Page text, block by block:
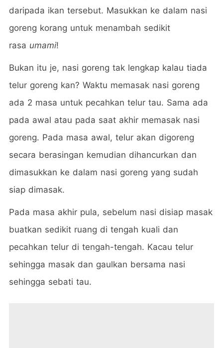
daripada ikan tersebut. Masukkan ke dalam nasi
goreng korang untuk menambah sedikit
rasa umami!
Bukan itu je, nasi goreng tak lengkap kalau tiada
telur goreng kan? Waktu memasak nasi goreng
ada 2 masa untuk pecahkan telur tau. Sama ada
pada awal atau pada saat akhir memasak nasi
goreng. Pada masa awal, telur akan digoreng
secara berasingan kemudian dihancurkan dan
dimasukkan ke dalam nasi goreng yang sudah
siap dimasak.
Pada masa akhir pula, sebelum nasi disiap masak
buatkan sedikit ruang di tengah kuali dan
pecahkan telur di tengah-tengah. Kacau telur
sehingga masak dan gaulkan bersama nasi
sehingga sebati tau.